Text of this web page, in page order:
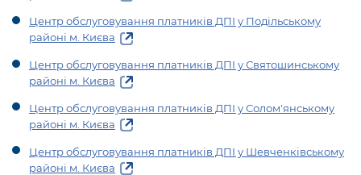
Центр обслуговування платників ДПІ у Подільському
районі м. Києва
Центр обслуговування платників ДПІ у Святошинському
районі м. Києва
Центр обслуговування платників ДПІ у Солом'янському
районі м. Києва
Центр обслуговування платників ДПІ у Шевченківському
районі м. Києва